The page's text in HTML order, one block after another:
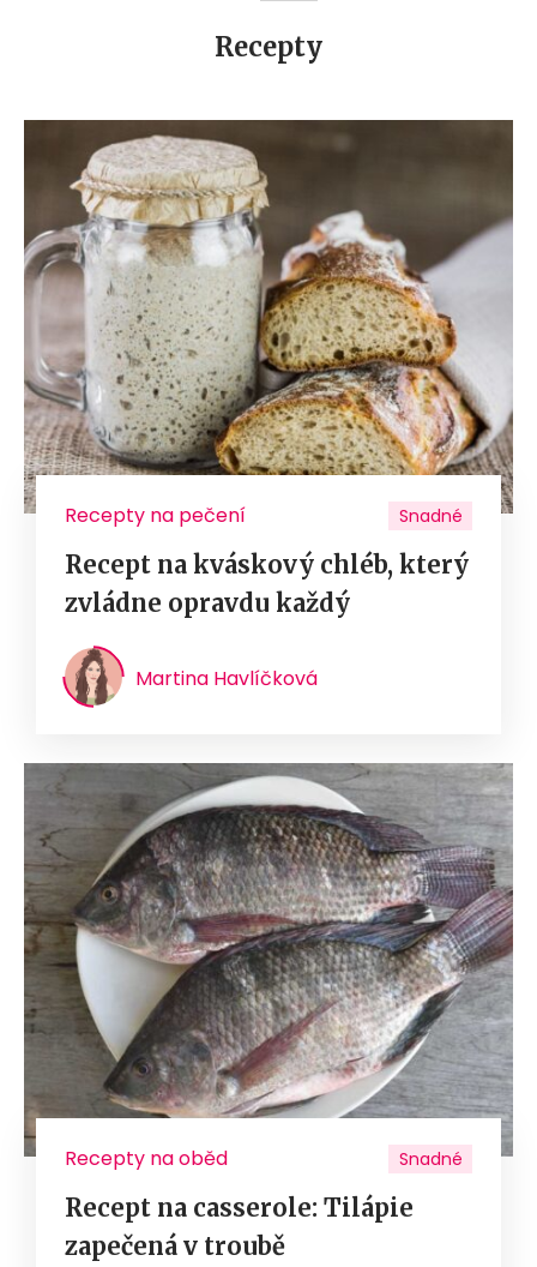
Recepty
Recepty na pečení Snadné
Recept na kváskový chléb, který
zvládne opravdu každý
Martina Havlíčková
Recepty na oběd Snadné
Recept na casserole: Tilápie
zapečená v troubě